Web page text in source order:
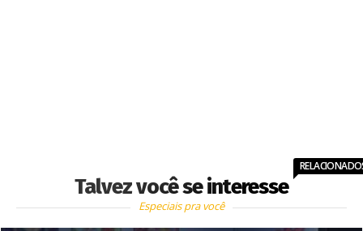
Talvez você se interesse
Especiais pra você